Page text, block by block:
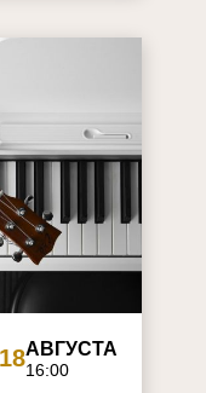
18АВГУСТА
16:00